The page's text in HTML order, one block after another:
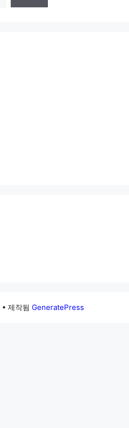
• 제작됨 GeneratePress